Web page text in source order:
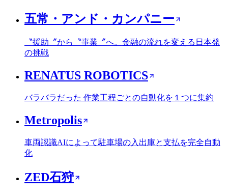
五常・アンド・カンパニー
〝援助〞から〝事業〞へ。金融の流れを変える日本発
の挑戦
RENATUS ROBOTICS
バラバラだった 作業工程ごとの自動化を１つに集約
Metropolis
車両認識AIによって駐車場の入出庫と支払を完全自動
化
ZED石狩